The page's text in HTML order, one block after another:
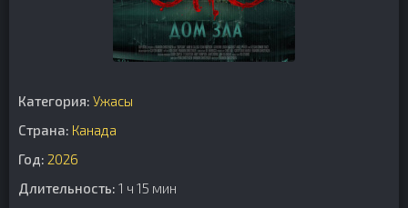
Категория: Ужасы
Страна: Канада
Год: 2026
Длительность: 1 ч 15 мин